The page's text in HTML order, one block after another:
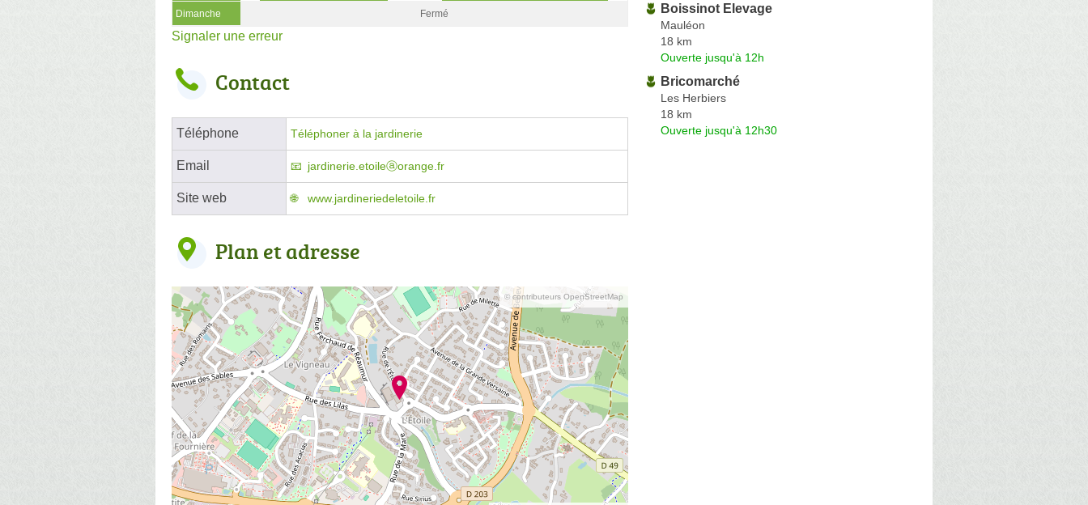
Dimanche Fermé
Signaler une erreur
Contact
Téléphone Téléphoner à la jardinerie
Email jardinerie.etoileⓐorange.fr
Site web www.jardineriedeletoile.fr
Plan et adresse
© contributeurs OpenStreetMap
Boissinot Elevage
Mauléon
18 km
Ouverte jusqu'à 12h
Bricomarché
Les Herbiers
18 km
Ouverte jusqu'à 12h30